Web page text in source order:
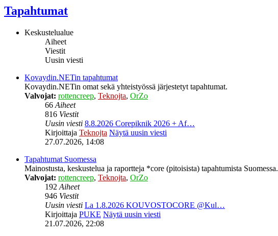
Tapahtumat
Keskustelualue
Aiheet
Viestit
Uusin viesti
Kovaydin.NETin tapahtumat
Kovaydin.NETin omat sekä yhteistyössä järjestetyt tapahtumat.
Valvojat: rottencreep, Teknojta, OrZo
66 Aiheet
816 Viestit
Uusin viesti 8.8.2026 Corepiknik 2026 + Af…
Kirjoittaja Teknojta Näytä uusin viesti
27.07.2026, 14:08
Tapahtumat Suomessa
Mainostusta, keskustelua ja raportteja *core (pitoisista) tapahtumista Suomessa.
Valvojat: rottencreep, Teknojta, OrZo
192 Aiheet
946 Viestit
Uusin viesti La 1.8.2026 KOUVOSTOCORE @Kul…
Kirjoittaja PUKE Näytä uusin viesti
21.07.2026, 22:08